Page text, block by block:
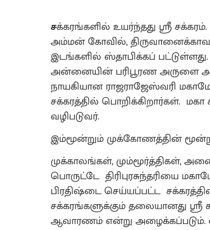
சக்கரங்களில் உயர்ந்தது ஸ்ரீ
அம்மன் கோவில்,
இடங்களில் ஸ்தாபிக்கப்
அன்னையின் பரிபூரண அருளை
நாயகியான ராஜராஜேஸ்வரி
சக்கரத்தில் பொறிக்கிறார்கள். மகா
வழிபடுவர்.
இம்மூன்றும் முக்கோணத்தின்
முக்காலங்கள், மும்மூர்த்திகள்,
பொருட்டே திரிபுரசுந்தரியை
பிரதிஷ்டை செய்யப்பட்ட
சக்கரங்களுக்கும் தலையானது ஸ்ரீ
ஆவாரணம் என்று